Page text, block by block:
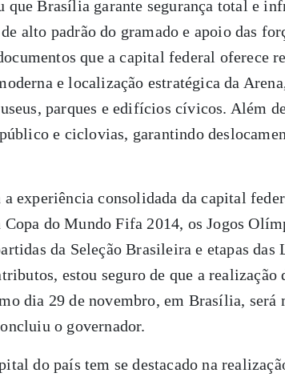
que Brasília garante segurança total e
alto padrão do gramado e apoio das
que a capital federal oferece
e localização estratégica da
parques e edifícios cívicos. Além
e ciclovias, garantindo
experiência consolidada da capital
do Mundo Fifa 2014, os Jogos
da Seleção Brasileira e etapas das
estou seguro de que a
dia 29 de novembro, em Brasília, será
o governador.
do país tem se destacado na